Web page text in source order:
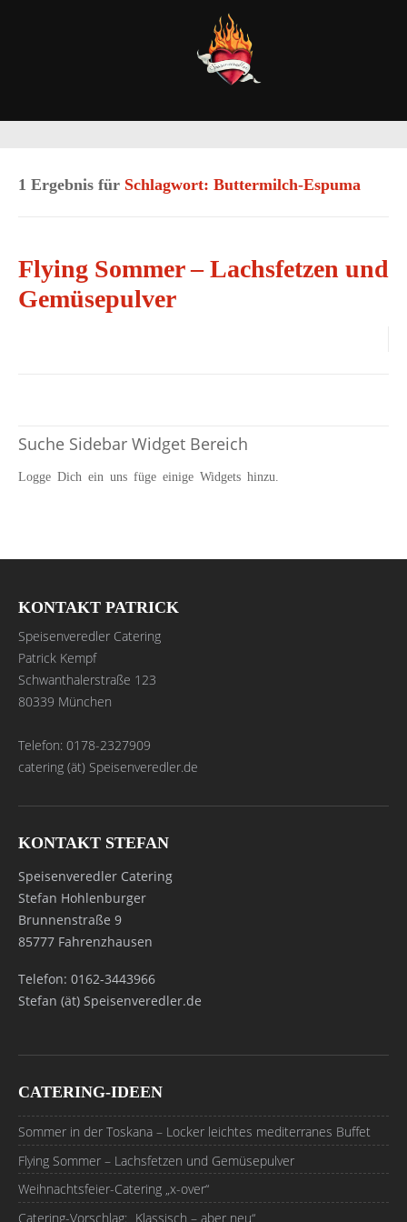
1 Ergebnis für Schlagwort: Buttermilch-Espuma
Flying Sommer – Lachsfetzen und
Gemüsepulver
Suche Sidebar Widget Bereich
Logge Dich ein uns füge einige Widgets hinzu.
KONTAKT PATRICK
Speisenveredler Catering
Patrick Kempf
Schwanthalerstraße 123
80339 München
Telefon: 0178-2327909
catering (ät) Speisenveredler.de
KONTAKT STEFAN
Speisenveredler Catering
Stefan Hohlenburger
Brunnenstraße 9
85777 Fahrenzhausen
Telefon: 0162-3443966
Stefan (ät) Speisenveredler.de
CATERING-IDEEN
Sommer in der Toskana – Locker leichtes mediterranes Buffet
Flying Sommer – Lachsfetzen und Gemüsepulver
Weihnachtsfeier-Catering „x-over“
Catering-Vorschlag: „Klassisch – aber neu“